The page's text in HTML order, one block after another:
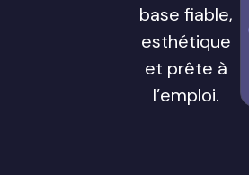
base fiable,
esthétique
et prête à
l’emploi.